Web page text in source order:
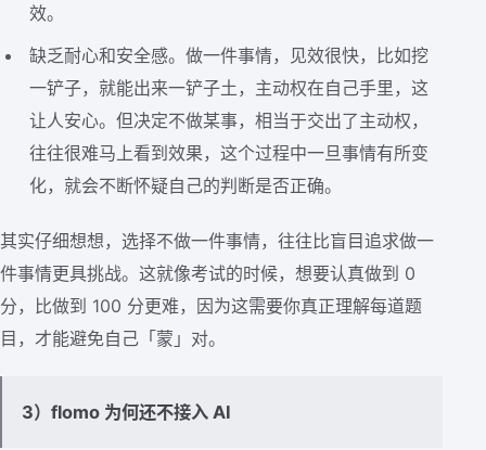
效。
缺乏耐心和安全感。做一件事情，见效很快，比如挖
一铲子，就能出来一铲子土，主动权在自己手里，这
让人安心。但决定不做某事，相当于交出了主动权，
往往很难马上看到效果，这个过程中一旦事情有所变
化，就会不断怀疑自己的判断是否正确。
其实仔细想想，选择不做一件事情，往往比盲目追求做一
件事情更具挑战。这就像考试的时候，想要认真做到 0
分，比做到 100 分更难，因为这需要你真正理解每道题
目，才能避免自己「蒙」对。
3）flomo 为何还不接入 AI